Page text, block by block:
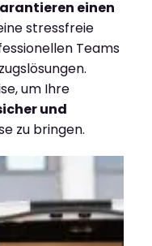
einen
stressfreie
Teams
um Ihre
und
zu bringen.